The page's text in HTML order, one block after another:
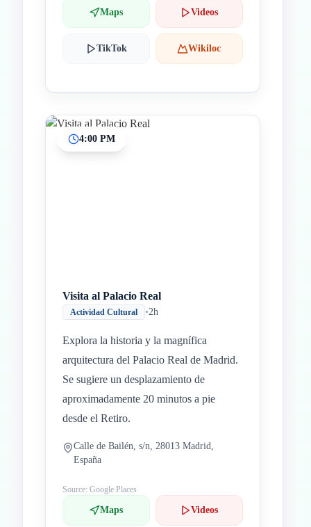
Maps Videos
TikTok Wikiloc
4:00 PM
Visita al Palacio Real
Actividad Cultural •2h
Explora la historia y la magnífica
arquitectura del Palacio Real de Madrid.
Se sugiere un desplazamiento de
aproximadamente 20 minutos a pie
desde el Retiro.
Calle de Bailén, s/n, 28013 Madrid,
España
Source: Google Places
Maps Videos